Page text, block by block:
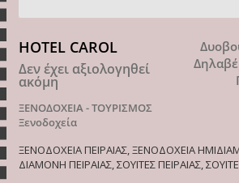
HOTEL CAROL
Δεν έχει αξιολογηθεί
ακόμη
ΞΕΝΟΔΟΧΕΙΑ - ΤΟΥΡΙΣΜΟΣ
Ξενοδοχεία
ΞΕΝΟΔΟΧΕΙΑ ΠΕΙΡΑΙΑΣ, ΞΕΝΟΔΟΧΕΙΑ
ΔΙΑΜΟΝΗ ΠΕΙΡΑΙΑΣ, ΣΟΥΙΤΕΣ ΠΕΙΡΑΙΑΣ,